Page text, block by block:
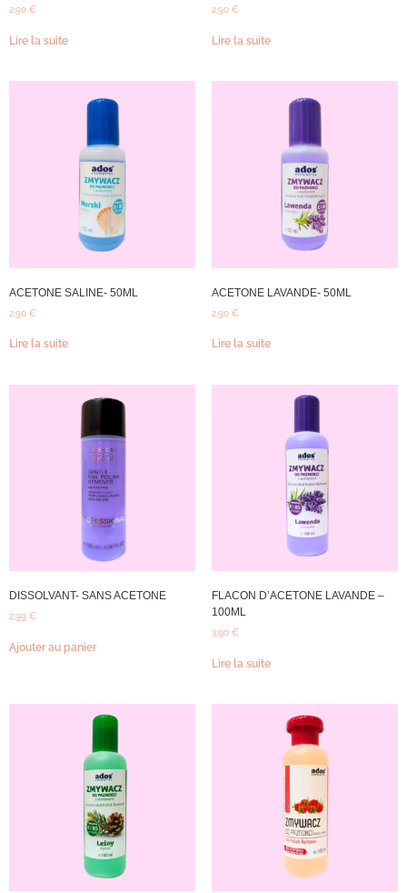
2,90 €
Lire la suite
2,90 €
Lire la suite
ACETONE SALINE- 50ML
2,90 €
Lire la suite
ACETONE LAVANDE- 50ML
2,90 €
Lire la suite
DISSOLVANT- SANS ACETONE
2,99 €
Ajouter au panier
FLACON D’ACETONE LAVANDE –
100ML
3,90 €
Lire la suite